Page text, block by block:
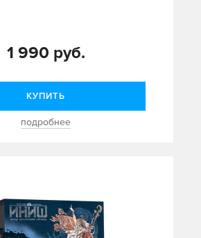
1 990 руб.
КУПИТЬ
подробнее